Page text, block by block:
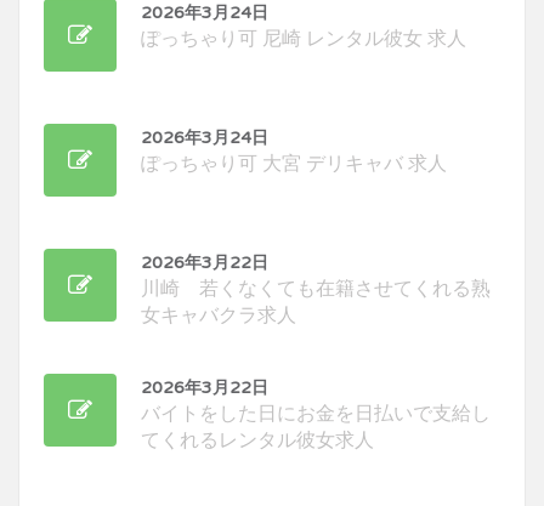
2026年3月24日
ぽっちゃり可 尼崎 レンタル彼女 求人
2026年3月24日
ぽっちゃり可 大宮 デリキャバ 求人
2026年3月22日
川崎 若くなくても在籍させてくれる熟
女キャバクラ求人
2026年3月22日
バイトをした日にお金を日払いで支給し
てくれるレンタル彼女求人